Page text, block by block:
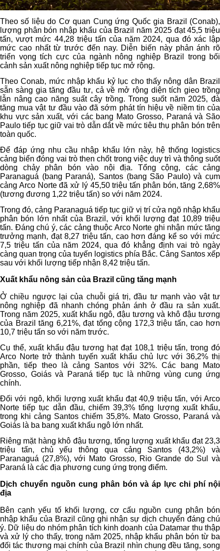
Theo số liệu do Cơ quan Cung ứng Quốc gia Brazil (Conab),
lượng phân bón nhập khẩu của Brazil năm 2025 đạt 45,5 triệu
tấn, vượt mức 44,28 triệu tấn của năm 2024, qua đó xác lập
mức cao nhất từ trước đến nay. Diễn biến này phản ánh rõ
triển vọng tích cực của ngành nông nghiệp Brazil trong bối
cảnh sản xuất nông nghiệp tiếp tục mở rộng.
Theo Conab, mức nhập khẩu kỷ lục cho thấy nông dân Brazil
sẵn sàng gia tăng đầu tư, cả về mở rộng diện tích gieo trồng
lẫn nâng cao năng suất cây trồng. Trong suốt năm 2025, đà
tăng mua vật tư đầu vào đã sớm phát tín hiệu về niềm tin của
khu vực sản xuất, với các bang Mato Grosso, Paraná và São
Paulo tiếp tục giữ vai trò dẫn dắt về mức tiêu thụ phân bón trên
toàn quốc.
Để đáp ứng nhu cầu nhập khẩu lớn này, hệ thống logistics
cảng biển đóng vai trò then chốt trong việc duy trì và thông suốt
dòng chảy phân bón vào nội địa. Tổng cộng, các cảng
Paranaguá (bang Paraná), Santos (bang São Paulo) và cụm
cảng Arco Norte đã xử lý 45,50 triệu tấn phân bón, tăng 2,68%
(tương đương 1,22 triệu tấn) so với năm 2024.
Trong đó, cảng Paranaguá tiếp tục giữ vị trí cửa ngõ nhập khẩu
phân bón lớn nhất của Brazil, với khối lượng đạt 10,89 triệu
tấn. Đáng chú ý, các cảng thuộc Arco Norte ghi nhận mức tăng
trưởng mạnh, đạt 8,27 triệu tấn, cao hơn đáng kể so với mức
7,5 triệu tấn của năm 2024, qua đó khẳng định vai trò ngày
càng quan trọng của tuyến logistics phía Bắc. Cảng Santos xếp
sau với khối lượng tiếp nhận 8,42 triệu tấn.
Xuất khẩu nông sản của Brazil cũng tăng mạnh
Ở chiều ngược lại của chuỗi giá trị, đầu tư mạnh vào vật tư
nông nghiệp đã nhanh chóng phản ánh ở đầu ra sản xuất.
Trong năm 2025, xuất khẩu ngô, đậu tương và khô đậu tương
của Brazil tăng 6,21%, đạt tổng cộng 172,3 triệu tấn, cao hơn
10,7 triệu tấn so với năm trước.
Cụ thể, xuất khẩu đậu tương hạt đạt 108,1 triệu tấn, trong đó
Arco Norte trở thành tuyến xuất khẩu chủ lực với 36,2% thị
phần, tiếp theo là cảng Santos với 32%. Các bang Mato
Grosso, Goiás và Paraná tiếp tục là những vùng cung ứng
chính.
Đối với ngô, khối lượng xuất khẩu đạt 40,9 triệu tấn, với Arco
Norte tiếp tục dẫn đầu, chiếm 39,3% tổng lượng xuất khẩu,
trong khi cảng Santos chiếm 35,8%. Mato Grosso, Paraná và
Goiás là ba bang xuất khẩu ngô lớn nhất.
Riêng mặt hàng khô đậu tương, tổng lượng xuất khẩu đạt 23,3
triệu tấn, chủ yếu thông qua cảng Santos (43,2%) và
Paranaguá (27,8%), với Mato Grosso, Rio Grande do Sul và
Paraná là các địa phương cung ứng trọng điểm.
Dịch chuyển nguồn cung phân bón và áp lực chi phí nội
địa
Bên cạnh yếu tố khối lượng, cơ cấu nguồn cung phân bón
nhập khẩu của Brazil cũng ghi nhận sự dịch chuyển đáng chú
ý. Dữ liệu do nhóm phân tích kinh doanh của Datamar thu thập
và xử lý cho thấy, trong năm 2025, nhập khẩu phân bón từ ba
đối tác thương mại chính của Brazil nhìn chung đều tăng, song